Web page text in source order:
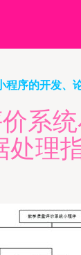
序的开发、
系
处理